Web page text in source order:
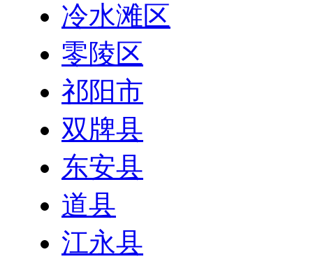
冷水滩区
零陵区
祁阳市
双牌县
东安县
道县
江永县